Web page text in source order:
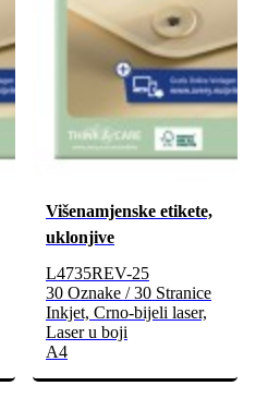
Višenamjenske etikete,
uklonjive
L4735REV-25
30 Oznake / 30 Stranice
Inkjet, Crno-bijeli laser,
Laser u boji
A4